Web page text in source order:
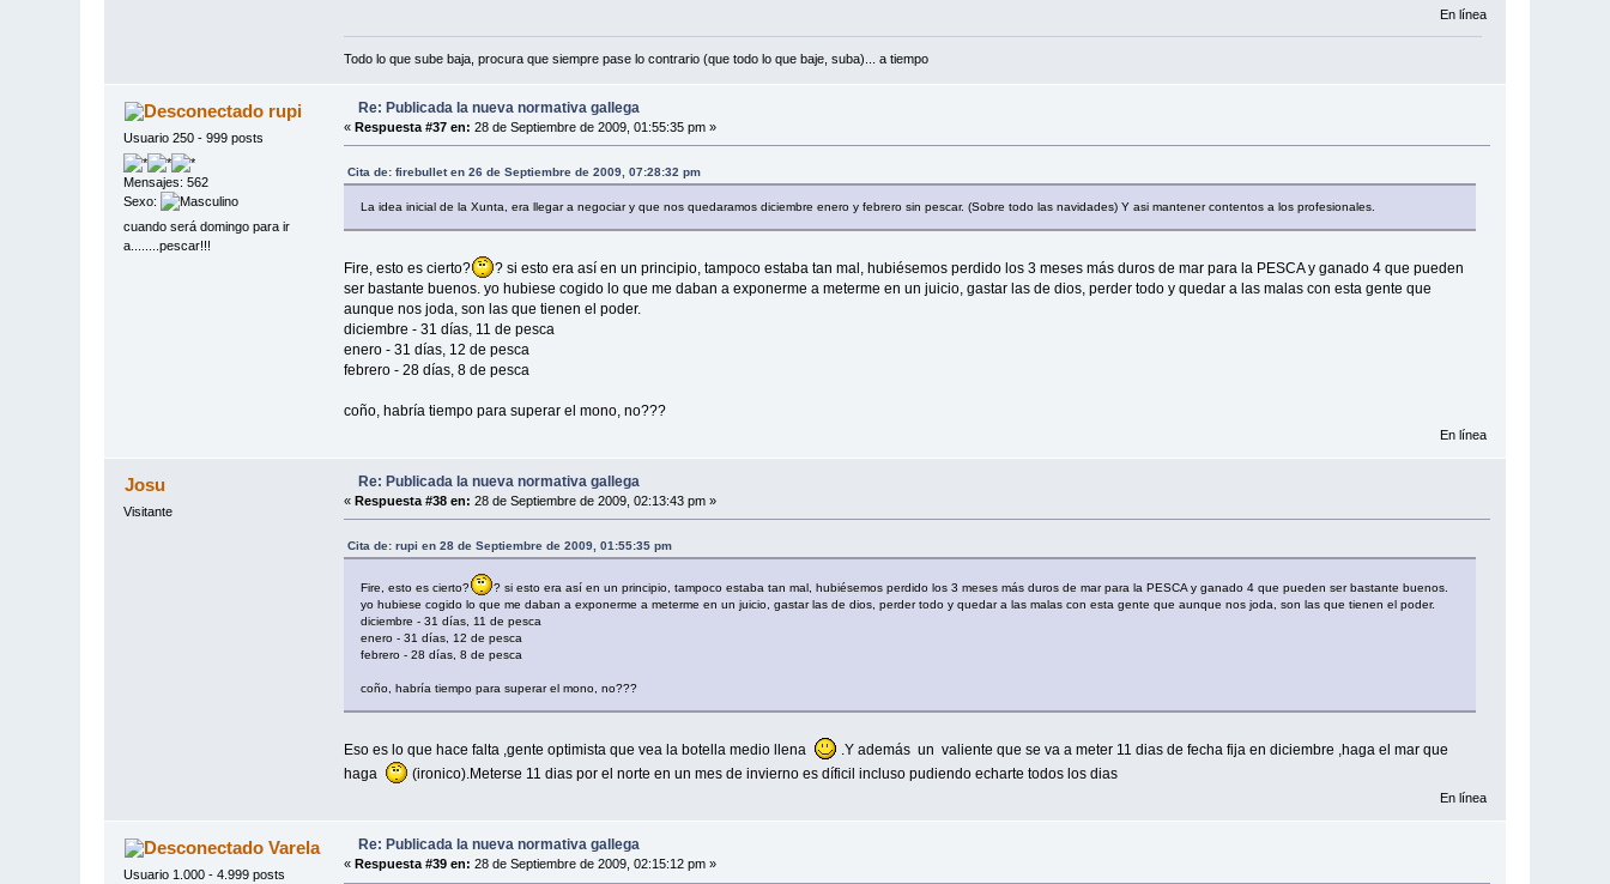
En línea
Todo lo que sube baja, procura que siempre pase lo contrario (que todo lo que baje, suba)... a tiempo
rupi
Usuario 250 - 999 posts
Mensajes: 562
Sexo:
cuando será domingo para ir
a........pescar!!!
Re: Publicada la nueva normativa gallega
« Respuesta #37 en: 28 de Septiembre de 2009, 01:55:35 pm »
Cita de: firebullet en 26 de Septiembre de 2009, 07:28:32 pm
La idea inicial de la Xunta, era llegar a negociar y que nos quedaramos diciembre enero y febrero sin pescar. (Sobre todo las navidades) Y asi mantener contentos a los profesionales.
Fire, esto es cierto?
? si esto era así en un principio, tampoco estaba tan mal, hubiésemos perdido los 3 meses más duros de mar para la PESCA y ganado 4 que pueden
ser bastante buenos. yo hubiese cogido lo que me daban a exponerme a meterme en un juicio, gastar las de dios, perder todo y quedar a las malas con esta gente que
aunque nos joda, son las que tienen el poder.
diciembre - 31 días, 11 de pesca
enero - 31 días, 12 de pesca
febrero - 28 días, 8 de pesca
coño, habría tiempo para superar el mono, no???
En línea
Josu
Visitante
Re: Publicada la nueva normativa gallega
« Respuesta #38 en: 28 de Septiembre de 2009, 02:13:43 pm »
Cita de: rupi en 28 de Septiembre de 2009, 01:55:35 pm
Fire, esto es cierto?
? si esto era así en un principio, tampoco estaba tan mal, hubiésemos perdido los 3 meses más duros de mar para la PESCA y ganado 4 que pueden ser bastante buenos.
yo hubiese cogido lo que me daban a exponerme a meterme en un juicio, gastar las de dios, perder todo y quedar a las malas con esta gente que aunque nos joda, son las que tienen el poder.
diciembre - 31 días, 11 de pesca
enero - 31 días, 12 de pesca
febrero - 28 días, 8 de pesca
coño, habría tiempo para superar el mono, no???
Eso es lo que hace falta ,gente optimista que vea la botella medio llena
.Y además un valiente que se va a meter 11 dias de fecha fija en diciembre ,haga el mar que
haga
(ironico).Meterse 11 dias por el norte en un mes de invierno es díficil incluso pudiendo echarte todos los dias
En línea
Varela
Usuario 1.000 - 4.999 posts
Re: Publicada la nueva normativa gallega
« Respuesta #39 en: 28 de Septiembre de 2009, 02:15:12 pm »